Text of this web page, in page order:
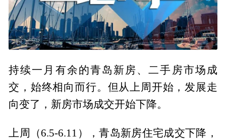
持续一月有余的青岛新房、二手房市场成
交，始终相向而行。但从上周开始，发展走
向变了，新房市场成交开始下降。
上周（6.5-6.11），青岛新房住宅成交下降，